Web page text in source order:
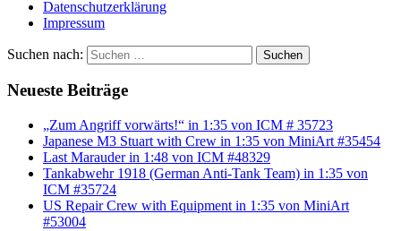
Datenschutzerklärung
Impressum
Suchen nach: Suchen
Neueste Beiträge
„Zum Angriff vorwärts!“ in 1:35 von ICM # 35723
Japanese M3 Stuart with Crew in 1:35 von MiniArt #35454
Last Marauder in 1:48 von ICM #48329
Tankabwehr 1918 (German Anti-Tank Team) in 1:35 von
ICM #35724
US Repair Crew with Equipment in 1:35 von MiniArt
#53004